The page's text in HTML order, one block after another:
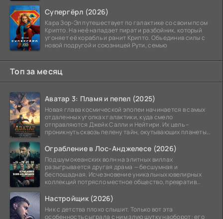
Супергёрл (2026)
Кара Зор-Эл путешествует по галактике со своим псом
Крипто. На неё нападает пират и разбойник, который
угоняет её корабль и ранит Крипто. Объединив силы с
новой подругой и союзницей Рути, семью
Топ за месяц
Аватар 3: Пламя и пепел (2025)
Новая глава космической эпопеи начинается в самых
отдаленных уголках галактики, куда смело
отправляются Джейк Салли и Нейтири. Их цель –
проникнуть сквозь пелену тайн, окутывающих планеты
Ограбление в Лос-Анджелесе (2026)
Под шум океанских волн на элитных виллах
разыгрывается другая драма — бесшумная и
беспощадная. Исчезновение уникальных ювелирных
коллекций потрясло местное общество, превратив
Настройщик (2026)
Ник с детства плохо слышит. Только вот эта
особенность сыграла с ним злую шутку наоборот: его